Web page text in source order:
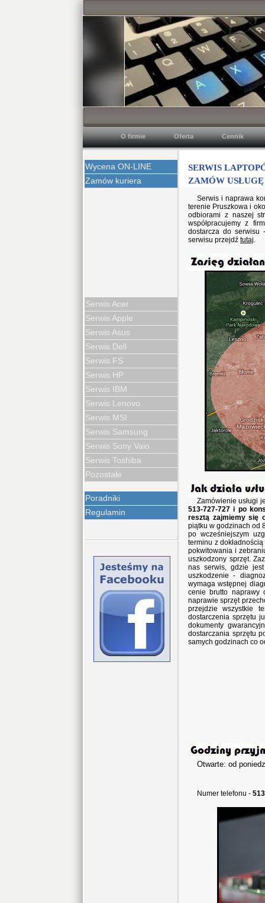
O firmie Oferta Cennik
Wycena ON-LINE
Zamów kuriera
Serwis Acer
Serwis Apple
Serwis Asus
Serwis Dell
Serwis FS
Serwis HP
Serwis IBM
Serwis Lenovo
Serwis MSI
Serwis Samsung
Serwis Sony Vaio
Serwis Toshiba
Pozostałe
Poradniki
Regulamin
SERWIS
ZAMÓW USŁUGĘ
Serwis i naprawa
terenie Pruszkowa i
odbiorami z naszej
współpracujemy z
dostarcza do serwisu
serwisu przejdź tutaj.
Zamówienie usługi
513-727-727 i po
resztą zajmiemy się
piątku w godzinach od
po wcześniejszym
terminu z
pokwitowania i
uszkodzony sprzęt.
nas serwis, gdzie
uszkodzenie -
wymaga wstępnej
cenie brutto naprawy
naprawie sprzęt
przejdzie wszystkie
dostarczenia sprzętu
dokumenty
dostarczania sprzętu
samych godzinach co
Otwarte: od
Numer telefonu -